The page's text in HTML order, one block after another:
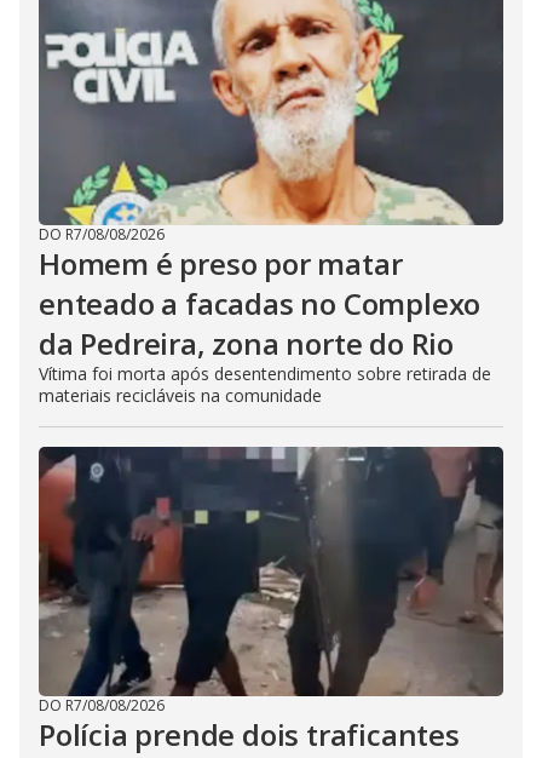
DO R7/08/08/2026
Homem é preso por matar
enteado a facadas no Complexo
da Pedreira, zona norte do Rio
Vítima foi morta após desentendimento sobre retirada de
materiais recicláveis na comunidade
DO R7/08/08/2026
Polícia prende dois traficantes